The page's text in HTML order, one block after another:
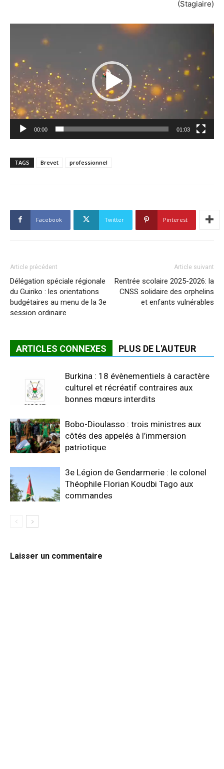
(Stagiaire)
Lecteur
00:00 01:03
TAGS Brevet professionnel
Facebook Twitter Pinterest
Article précédent
Délégation spéciale régionale
du Guiriko : les orientations
budgétaires au menu de la 3e
session ordinaire
Article suivant
Rentrée scolaire 2025-2026: la
CNSS solidaire des orphelins
et enfants vulnérables
ARTICLES CONNEXES PLUS DE L'AUTEUR
Burkina : 18 évènementiels à caractère
culturel et récréatif contraires aux
bonnes mœurs interdits
Bobo-Dioulasso : trois ministres aux
côtés des appelés à l’immersion
patriotique
3e Légion de Gendarmerie : le colonel
Théophile Florian Koudbi Tago aux
commandes
Laisser un commentaire